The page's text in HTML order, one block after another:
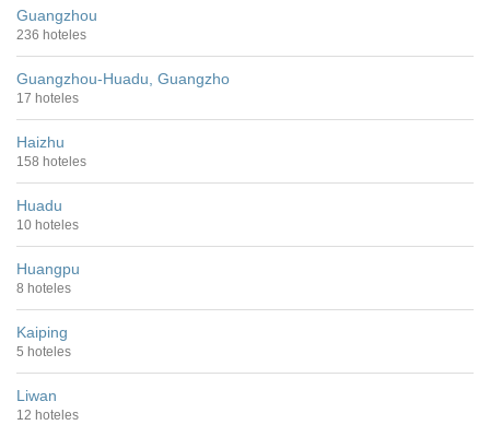
Guangzhou
236 hoteles
Guangzhou-Huadu, Guangzho
17 hoteles
Haizhu
158 hoteles
Huadu
10 hoteles
Huangpu
8 hoteles
Kaiping
5 hoteles
Liwan
12 hoteles